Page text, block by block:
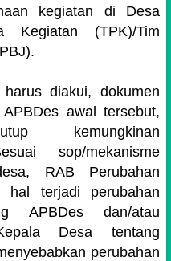
kegiatan di Desa
Kegiatan (TPK)/Tim
diakui, dokumen
awal tersebut,
kemungkinan
sop/mekanisme
RAB Perubahan
terjadi perubahan
APBDes dan/atau
Desa tentang
perubahan